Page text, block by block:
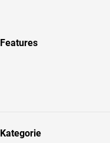
Features
Kategorie